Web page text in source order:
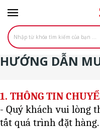
HƯỚNG DẪN
1. THÔNG TIN
- Quý khách vui lòng
tất quá trình đặt hàng.